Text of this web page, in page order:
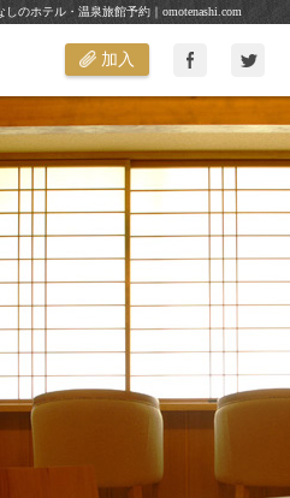
のホテル・温泉旅館予約｜omotenashi.com
加入